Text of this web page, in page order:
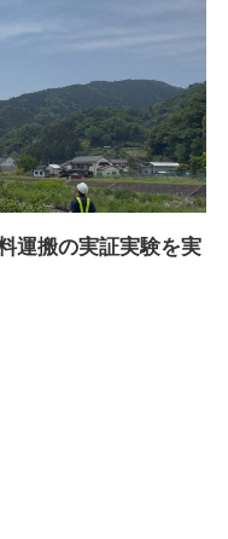
運搬の実証実験を実